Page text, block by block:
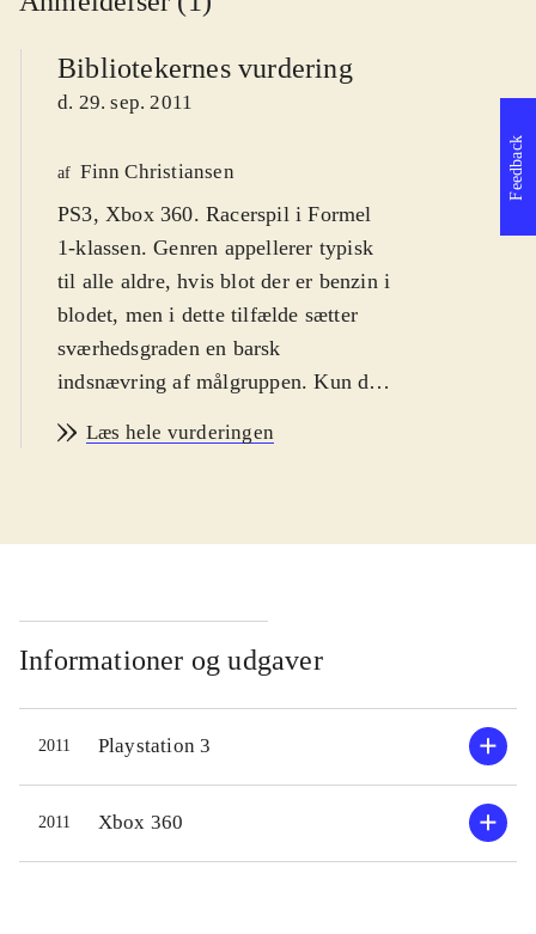
Bibliotekernes vurdering
d. 29. sep. 2011
af Finn Christiansen
PS3, Xbox 360. Racerspil i Formel
1-klassen. Genren appellerer typisk
til alle aldre, hvis blot der er benzin i
blodet, men i dette tilfælde sætter
sværhedsgraden en barsk
indsnævring af målgruppen. Kun de
være med, og man skal være mindst
bilernes indstillinger. Sproget er
Sidste år startede Codemasters en ny
F1-serie til spillekonsollerne og pc.
Spillet blev berømt og berygtet for
den ultrahøje realisme og stejle
indlæringskurve. Her i 2011-
versionen bygger Codemasters videre
på den realistiske tilgang. Man kan
Læs hele vurderingen
Informationer og udgaver
2011 Playstation 3
2011 Xbox 360
Feedback